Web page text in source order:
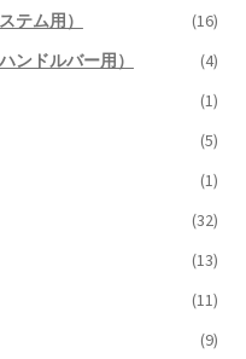
テム用）
(16)
ンドルバー用）
(4)
(1)
(5)
(1)
(32)
(13)
(11)
(9)